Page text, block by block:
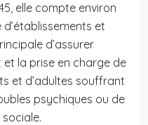
elle compte environ
et
d’assurer
et la prise en charge de
et d’adultes souffrant
psychiques ou de